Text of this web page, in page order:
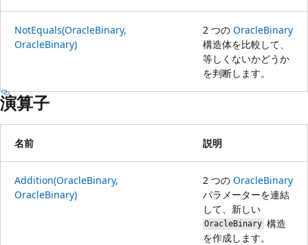
NotEquals(OracleBinary,
OracleBinary)
2 つの OracleBinary
構造体を比較して、
等しくないかどうか
を判断します。
演算子
名前 説明
Addition(OracleBinary,
OracleBinary)
2 つの OracleBinary
パラメーターを連結
して、新しい
OracleBinary 構造
を作成します。